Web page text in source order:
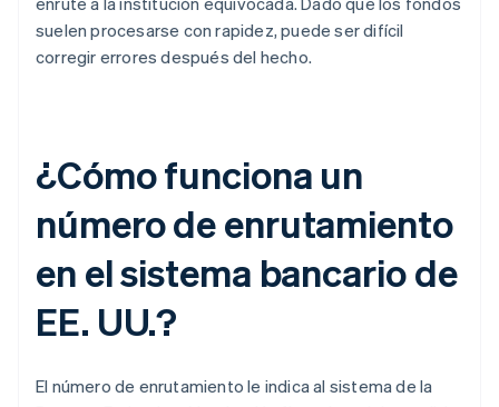
suelen procesarse con rapidez, puede ser difícil
corregir errores después del hecho.
¿Cómo funciona un
número de enrutamiento
en el sistema bancario de
EE. UU.?
El número de enrutamiento le indica al sistema de la